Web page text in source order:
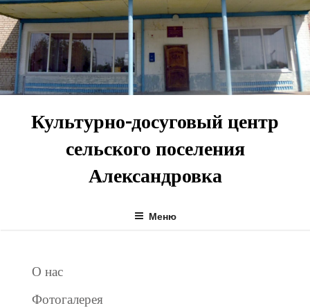
Перейти
к
содержимому
Культурно-досуговый центр
сельского поселения
Александровка
Меню
О нас
Фотогалерея